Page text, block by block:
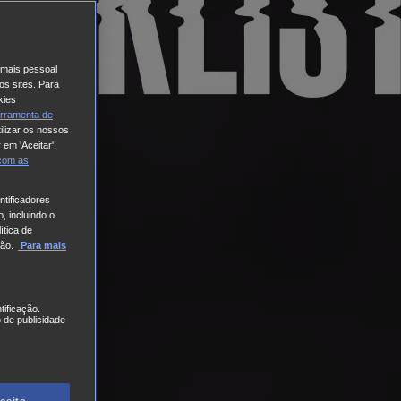
pessoal
sites. Para
de
os nossos
'Aceitar',
as
incluindo o
de
Para mais
publicidade